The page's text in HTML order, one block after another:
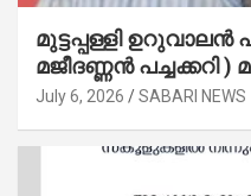
മുട്ടപ്പള്ളി ഉറുവാലൻ
മജീദണ്ണൻ പച്ചക്കറി )
July 6, 2026 SABARI NEWS